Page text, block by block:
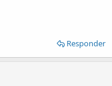
Responder